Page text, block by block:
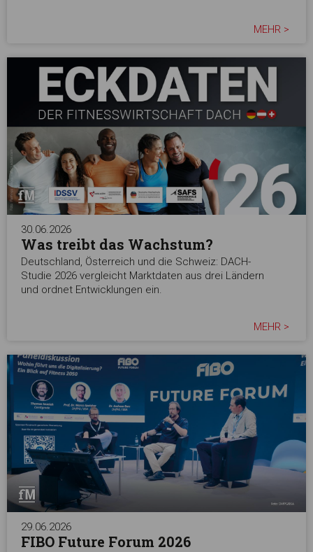
MEHR >
30.06.2026
Was treibt das Wachstum?
Deutschland, Österreich und die Schweiz: DACH-
Studie 2026 vergleicht Marktdaten aus drei Ländern
und ordnet Entwicklungen ein.
MEHR >
29.06.2026
FIBO Future Forum 2026